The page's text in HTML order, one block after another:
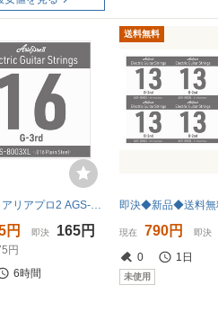
AriaProII アリアプロ2 AGS-8003XL Extra Light .016P エレキギター用 バラ弦
円 即決 165円
円
6時間
送料無料
現在 790円 即決
0 1日
未使用